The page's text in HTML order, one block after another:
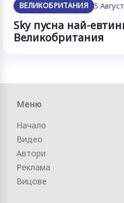
ВЕЛИКОБРИТАНИЯ 5
Sky пусна най-
Великобритания
Меню
Начало
Видео
Автори
Реклама
Вицове